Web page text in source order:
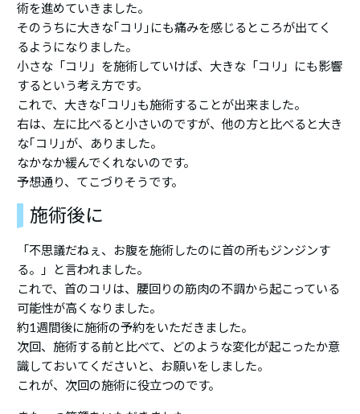
術を進めていきました。
そのうちに大きな｢コリ｣にも痛みを感じるところが出てく
るようになりました。
小さな「コリ」を施術していけば、大きな「コリ」にも影響
するという考え方です。
これで、大きな｢コリ｣も施術することが出来ました。
右は、左に比べると小さいのですが、他の方と比べると大き
な｢コリ｣が、ありました。
なかなか緩んでくれないのです。
予想通り、てこづりそうです。
施術後に
「不思議だねぇ、お腹を施術したのに首の所もジンジンす
る。」と言われました。
これで、首のコリは、腰回りの筋肉の不調から起こっている
可能性が高くなりました。
約1週間後に施術の予約をいただきました。
次回、施術する前と比べて、どのような変化が起こったか意
識しておいてくださいと、お願いをしました。
これが、次回の施術に役立つのです。